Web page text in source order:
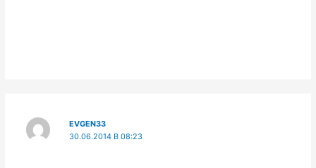
EVGEN33
30.06.2014 В 08:23